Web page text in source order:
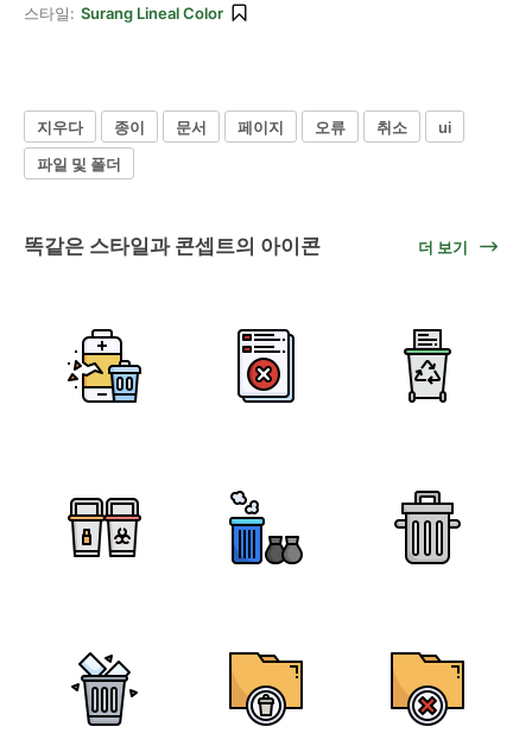
스타일: Surang Lineal Color
지우다 종이 문서 페이지 오류 취소
ui
파일 및 폴더
똑같은 스타일과 콘셉트의 아이콘 더 보기